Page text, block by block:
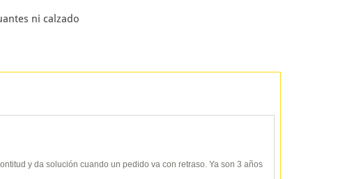
ni calzado
y da solución cuando un pedido va con retraso. Ya son 3 años